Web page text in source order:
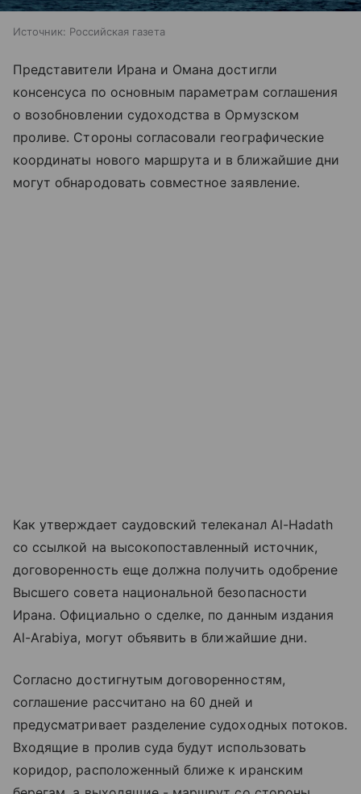
Источник: Российская газета
Представители Ирана и Омана достигли
консенсуса по основным параметрам соглашения
о возобновлении судоходства в Ормузском
проливе. Стороны согласовали географические
координаты нового маршрута и в ближайшие дни
могут обнародовать совместное заявление.
Как утверждает саудовский телеканал Al-Hadath
со ссылкой на высокопоставленный источник,
договоренность еще должна получить одобрение
Высшего совета национальной безопасности
Ирана. Официально о сделке, по данным издания
Al-Arabiya, могут объявить в ближайшие дни.
Согласно достигнутым договоренностям,
соглашение рассчитано на 60 дней и
предусматривает разделение судоходных потоков.
Входящие в пролив суда будут использовать
коридор, расположенный ближе к иранским